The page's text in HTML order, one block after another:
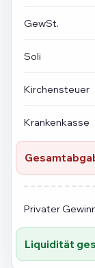
GewSt.
Soli
Kirchensteuer
Krankenkasse
Privater
Liquidität